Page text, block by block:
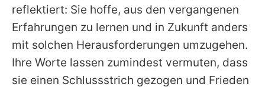
reflektiert: Sie hoffe, aus den vergangenen
Erfahrungen zu lernen und in Zukunft anders
mit solchen Herausforderungen umzugehen.
Ihre Worte lassen zumindest vermuten, dass
sie einen Schlussstrich gezogen und Frieden